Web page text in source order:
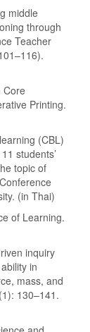
middle
through
Teacher
Core
Printing.
(CBL)
students’
topic of
(in Thai)
of Learning.
inquiry
in
mass, and
130–141.